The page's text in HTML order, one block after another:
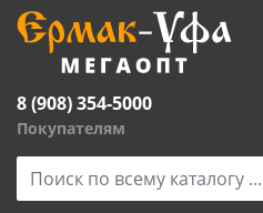
8 (908) 354-5000
Покупателям